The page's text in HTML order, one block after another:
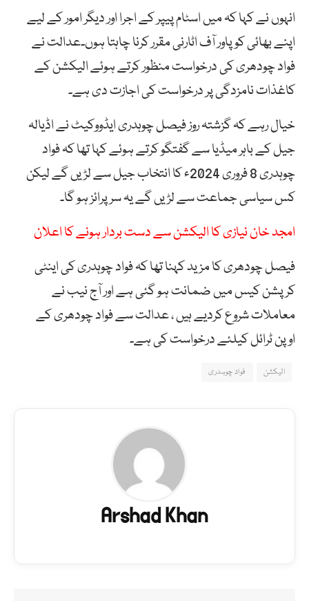
انہوں نے کہا کہ میں اسٹام پیپر کے اجرا اور دیگر امور کے لیے
اپنے بھائی کو پاور آف اٹارنی مقرر کرنا چاہتا ہوں۔عدالت نے
فواد چودھری کی درخواست منظور کرتے ہوئے الیکشن کے
کاغذات نامزدگی پر درخواست کی اجازت دی ہے۔
خیال رہے کہ گزشتہ روز فیصل چوہدری ایڈووکیٹ نے اڈیالہ
جیل کے باہر میڈیا سے گفتگو کرتے ہوئے کہا تھا کہ فواد
چوہدری 8 فروری 2024ء کا انتخاب جیل سے لڑیں گے لیکن
کس سیاسی جماعت سے لڑیں گے یہ سرپرائز ہو گا۔
امجد خان نیازی کا الیکشن سے دست بردار ہونے کا اعلان
فیصل چودھری کا مزید کہنا تھا کہ فواد چوہدری کی اینٹی
کرپشن کیس میں ضمانت ہو گئی ہے اور آج نیب نے
معاملات شروع کردیے ہیں ، عدالت سے فواد چودھری کے
اوپن ٹرائل کیلئے درخواست کی ہے۔
الیکشن فواد چوہدری
Arshad Khan